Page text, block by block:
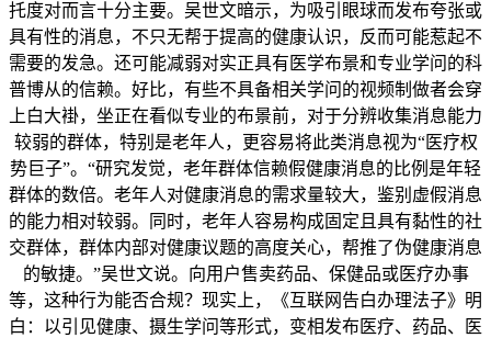
托度对而言十分主要。吴世文暗示，为吸引眼球而发布夸张或
具有性的消息，不只无帮于提高的健康认识，反而可能惹起不
需要的发急。还可能减弱对实正具有医学布景和专业学问的科
普博从的信赖。好比，有些不具备相关学问的视频制做者会穿
上白大褂，坐正在看似专业的布景前，对于分辨收集消息能力
较弱的群体，特别是老年人，更容易将此类消息视为“医疗权
势巨子”。“研究发觉，老年群体信赖假健康消息的比例是年轻
群体的数倍。老年人对健康消息的需求量较大，鉴别虚假消息
的能力相对较弱。同时，老年人容易构成固定且具有黏性的社
交群体，群体内部对健康议题的高度关心，帮推了伪健康消息
的敏捷。”吴世文说。向用户售卖药品、保健品或医疗办事
等，这种行为能否合规？现实上，《互联网告白办理法子》明
白：以引见健康、摄生学问等形式，变相发布医疗、药品、医